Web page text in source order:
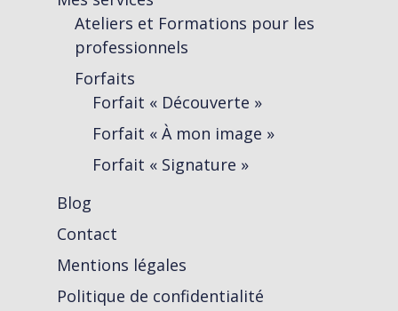
Ateliers et Formations pour les
professionnels
Forfaits
Forfait « Découverte »
Forfait « À mon image »
Forfait « Signature »
Blog
Contact
Mentions légales
Politique de confidentialité